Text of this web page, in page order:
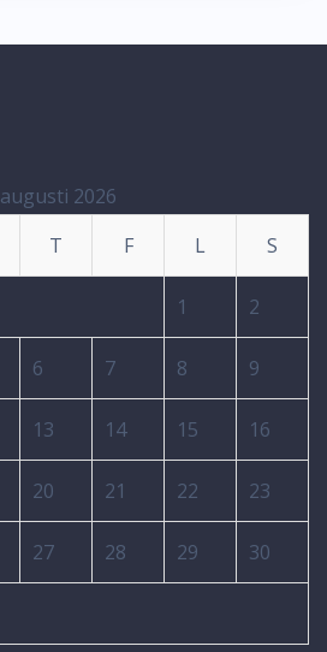
augusti 2026
T F L S
1 2
6 7 8 9
13 14 15 16
20 21 22 23
27 28 29 30